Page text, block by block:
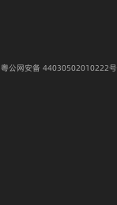
粤公网安备 44030502010222号